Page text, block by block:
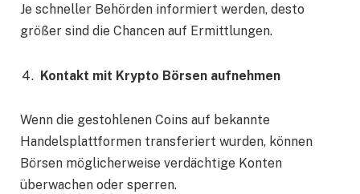
Je schneller Behörden informiert werden, desto
größer sind die Chancen auf Ermittlungen.
Kontakt mit Krypto Börsen aufnehmen
Wenn die gestohlenen Coins auf bekannte
Handelsplattformen transferiert wurden, können
Börsen möglicherweise verdächtige Konten
überwachen oder sperren.